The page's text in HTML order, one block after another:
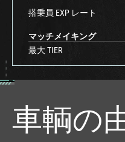
搭乗員 EXP レート
マッチメイキング
最大 TIER
車輌の